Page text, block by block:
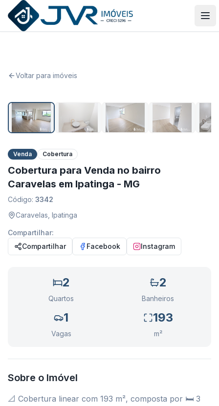
JVR Imóveis
Voltar para imóveis
Venda Cobertura
Cobertura para Venda no bairro
Caravelas em Ipatinga - MG
Código: 3342
Caravelas Ipatinga
Compartilhar:
Compartilhar
Facebook Instagram
2
Quartos
2
Banheiros
1
Vagas
193
m²
Sobre o Imóvel
📐 Cobertura linear com 193 m², composta por 🛏️ 3